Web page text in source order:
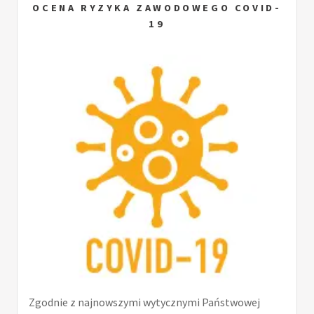
OCENA RYZYKA ZAWODOWEGO COVID-
19
Zgodnie z najnowszymi wytycznymi Państwowej